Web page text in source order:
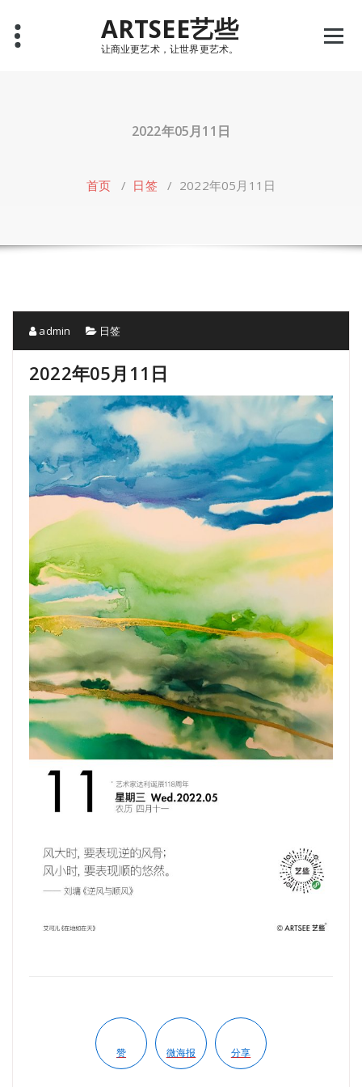
content
ARTSEE艺些
让商业更艺术，让世界更艺术。
2022年05月11日
首页 / 日签/ 2022年05月11日
admin 日签
2022年05月11日
赞 微海报 分享